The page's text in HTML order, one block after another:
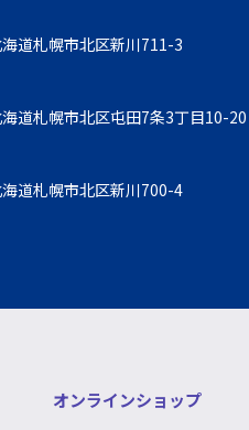
道札幌市北区新川711-3
道札幌市北区屯田7条3丁目10-20
道札幌市北区新川700-4
オンラインショップ